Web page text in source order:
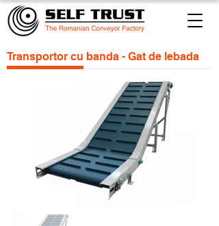
Transportor cu banda - Gat de lebada